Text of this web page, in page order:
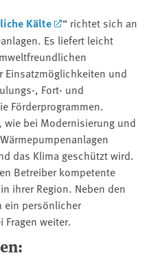
Kälte
“ richtet sich an
Es liefert leicht
und
, Fort- und
Förderprogrammen.
wie bei Modernisierung und
das Klima geschützt wird.
Betreiber kompetente
ihrer Region. Neben den
ein persönlicher
Fragen weiter.